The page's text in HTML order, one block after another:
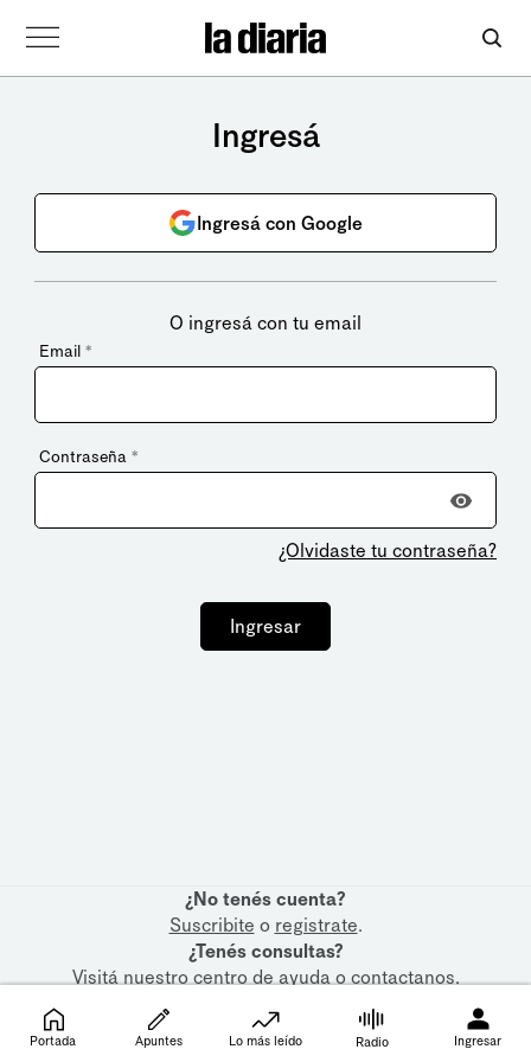
Ingresá
Ingresá con Google
O ingresá con tu email
Email *
Contraseña *
¿Olvidaste tu contraseña?
Ingresar
¿No tenés cuenta?
Suscribite o registrate.
¿Tenés consultas?
Visitá nuestrocentro de ayudaocontactanos.
Portada Apuntes Lo más leído Radio Ingresar